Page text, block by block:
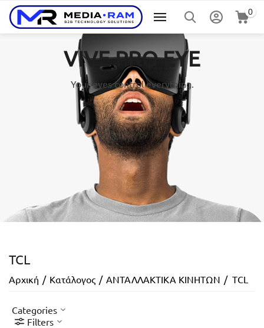
0
VIVE PRO EYE
Your eyes control everything.
TCL
Αρχική / Κατάλογος / ΑΝΤΑΛΛΑΚΤΙΚΑ ΚΙΝΗΤΩΝ / TCL
Categories
Filters